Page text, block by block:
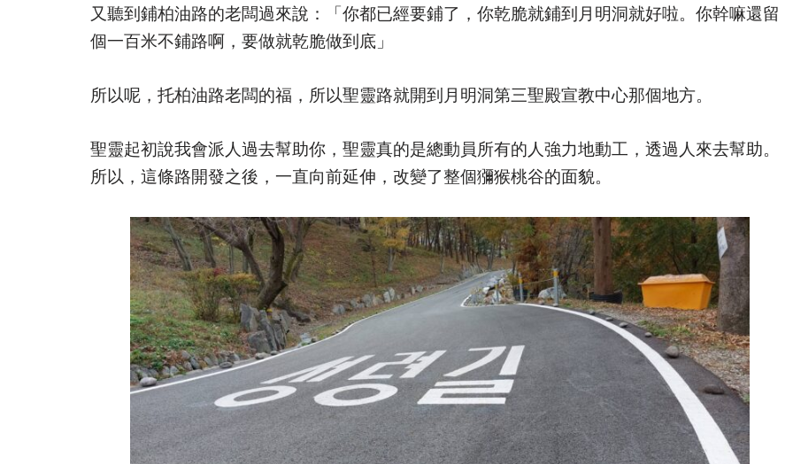
又聽到鋪柏油路的老闆過來說：「你都已經要鋪了，你乾脆就鋪到月明洞就好啦。你幹嘛還留
個一百米不鋪路啊，要做就乾脆做到底」
所以呢，托柏油路老闆的福，所以聖靈路就開到月明洞第三聖殿宣教中心那個地方。
聖靈起初說我會派人過去幫助你，聖靈真的是總動員所有的人強力地動工，透過人來去幫助。
所以，這條路開發之後，一直向前延伸，改變了整個獼猴桃谷的面貌。